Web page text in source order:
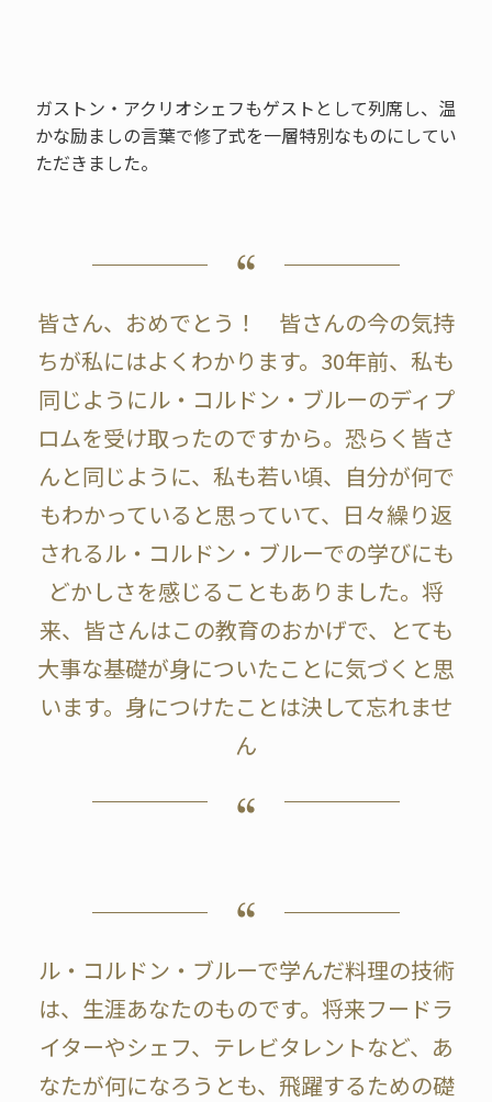
ガストン・アクリオシェフもゲストとして列席し、温
かな励ましの言葉で修了式を一層特別なものにしてい
ただきました。
皆さん、おめでとう！ 皆さんの今の気持
ちが私にはよくわかります。30年前、私も
同じようにル・コルドン・ブルーのディプ
ロムを受け取ったのですから。恐らく皆さ
んと同じように、私も若い頃、自分が何で
もわかっていると思っていて、日々繰り返
されるル・コルドン・ブルーでの学びにも
どかしさを感じることもありました。将
来、皆さんはこの教育のおかげで、とても
大事な基礎が身についたことに気づくと思
います。身につけたことは決して忘れませ
ん
ル・コルドン・ブルーで学んだ料理の技術
は、生涯あなたのものです。将来フードラ
イターやシェフ、テレビタレントなど、あ
なたが何になろうとも、飛躍するための礎